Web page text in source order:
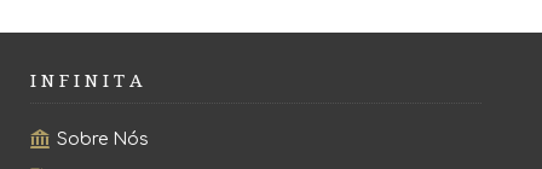
I N F I N I T A
Sobre Nós